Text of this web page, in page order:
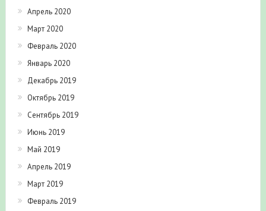
Апрель 2020
Март 2020
Февраль 2020
Январь 2020
Декабрь 2019
Октябрь 2019
Сентябрь 2019
Июнь 2019
Май 2019
Апрель 2019
Март 2019
Февраль 2019